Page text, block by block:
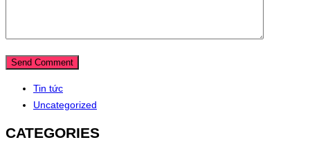
Tin tức
Uncategorized
CATEGORIES